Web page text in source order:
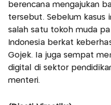
berencana mengajukan
tersebut. Sebelum kasus
salah satu tokoh muda
Indonesia berkat
Gojek. Ia juga sempat
digital di sektor
menteri.